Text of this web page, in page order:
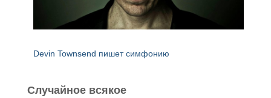
Devin Townsend пишет симфонию
Случайное всякое